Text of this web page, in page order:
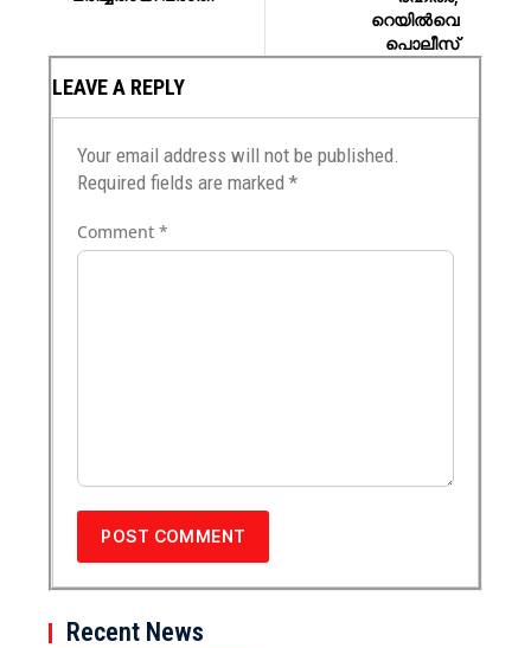
റെയിൽവെ
പൊലീസ്
LEAVE A REPLY
Your email address will not be published.
Required fields are marked*
Comment*
Recent News